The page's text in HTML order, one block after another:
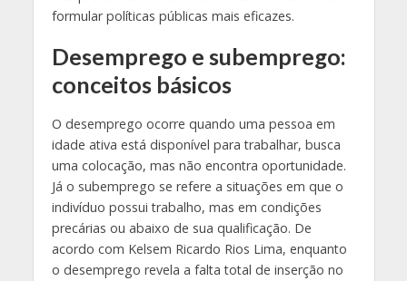
formular políticas públicas mais eficazes.
Desemprego e subemprego:
conceitos básicos
O desemprego ocorre quando uma pessoa em
idade ativa está disponível para trabalhar, busca
uma colocação, mas não encontra oportunidade.
Já o subemprego se refere a situações em que o
indivíduo possui trabalho, mas em condições
precárias ou abaixo de sua qualificação. De
acordo com Kelsem Ricardo Rios Lima, enquanto
o desemprego revela a falta total de inserção no